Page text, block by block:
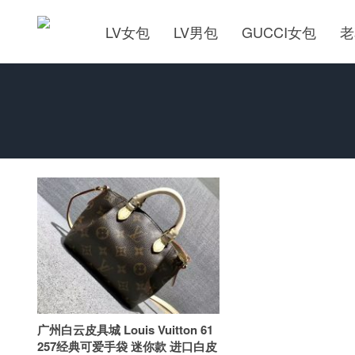
LV女包 LV男包 GUCCI女包
广州白云皮具城 Louis Vuitton 61
257经典可爱手袋 迷你款 进口白皮